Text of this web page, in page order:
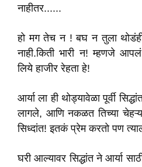
नाहीतर......
हो मग तेच न ! बघ न तुला थोडंही
नाही.किती भारी न! म्हणजे
लिये हाजीर रेहता हे!
आर्या ला ही थोड्यावेळा पूर्वी
लागले, आणि नकळत तिच्या
सिध्दांत! इतकं प्रेम करतो पण
घरी आल्यावर सिद्धांत ने आर्या